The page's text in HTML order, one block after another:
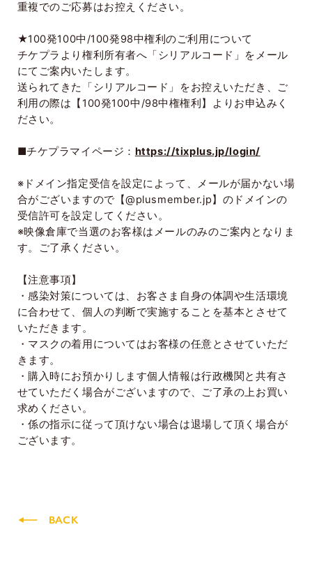
重複でのご応募はお控えください。
★100発100中/100発98中権利のご利用について
チケプラより権利所有者へ「シリアルコード」をメール
にてご案内いたします。
送られてきた「シリアルコード」をお控えいただき、ご
利用の際は【 100発100中/98中権権利】よりお申込みく
ださい。
■チケプラマイページ： https://tixplus.jp/login/
※ドメイン指定受信を設定によって、メールが届かない場
合がございますので【@plusmember.jp】のドメインの
受信許可を設定してください。
※映像倉庫で当選のお客様はメールのみのご案内となりま
す。ご了承ください。
【注意事項】
・感染対策については、お客さま自身の体調や生活環境
に合わせて、個人の判断で実施することを基本とさせて
いただきます。
・マスクの着用についてはお客様の任意とさせていただ
きます。
・購入時にお預かりします個人情報は行政機関と共有さ
せていただく場合がございますので、ご了承の上お買い
求めください。
・係の指示に従って頂けない場合は退場して頂く場合が
ございます。
BACK